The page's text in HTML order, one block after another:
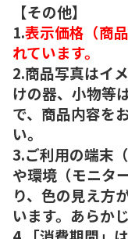
【その他】
1.表示価格（商
れています。
2.商品写真はイ
けの器、小物等
で、商品内容を
い。
3.ご利用の端末
や環境（モニタ
り、色の見え方
います。あらか